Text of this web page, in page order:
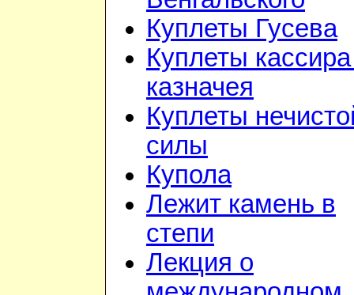
Куплеты Гусева
Куплеты
казначея
Куплеты
силы
Купола
Лежит камень в
степи
Лекция о